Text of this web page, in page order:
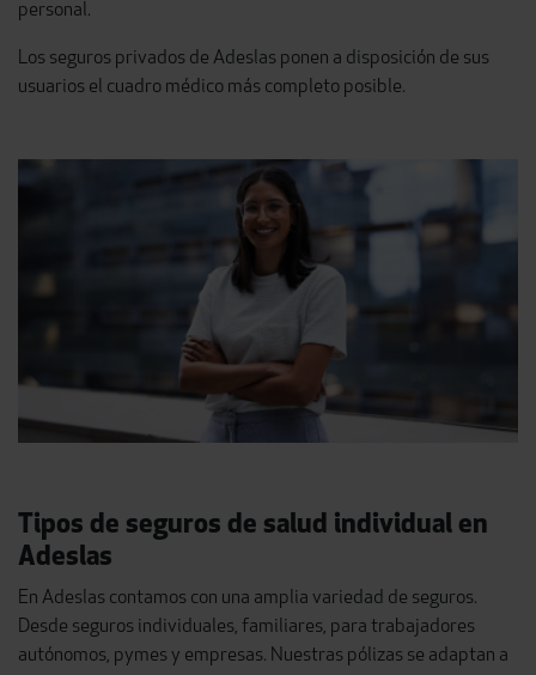
personal.
Los seguros privados de Adeslas ponen a disposición de sus
usuarios el cuadro médico más completo posible.
Tipos de seguros de salud individual en
Adeslas
En Adeslas contamos con una amplia variedad de seguros.
Desde seguros individuales, familiares, para trabajadores
autónomos, pymes y empresas. Nuestras pólizas se adaptan a